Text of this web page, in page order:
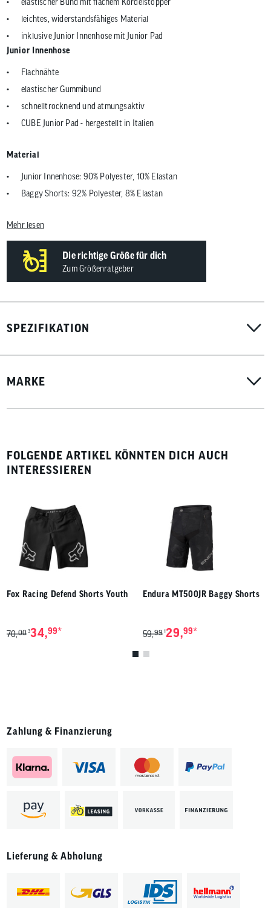
leichtes, widerstandsfähiges Material
inklusive Junior Innenhose mit Junior Pad
Junior Innenhose
Flachnähte
elastischer Gummibund
schnelltrocknend und atmungsaktiv
CUBE Junior Pad - hergestellt in Italien
Material
Junior Innenhose: 90% Polyester, 10% Elastan
Baggy Shorts: 92% Polyester, 8% Elastan
Mehr lesen
Die richtige Größe für dich
Zum Größenratgeber
SPEZIFIKATION
MARKE
FOLGENDE ARTIKEL KÖNNTEN DICH AUCH
INTERESSIEREN
Fox Racing Defend Shorts Youth
70,00 334,99*
Endura MT500JR Baggy Shorts
59,99 129,99*
Zahlung & Finanzierung
Lieferung & Abholung